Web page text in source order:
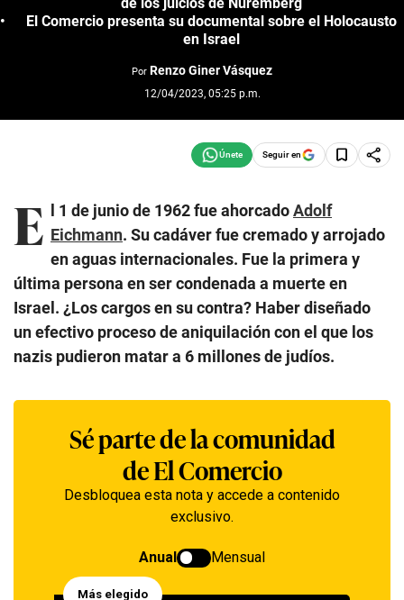
El Comercio presenta su documental sobre el Holocausto
en Israel
Por Renzo Giner Vásquez
12/04/2023, 05:25 p.m.
Seguir en
E l 1 de junio de 1962 fue ahorcadoAdolf
Eichmann. Su cadáver fue cremado y arrojado
en aguas internacionales. Fue la primera y
última persona en ser condenada a muerte en
Israel. ¿Los cargos en su contra? Haber diseñado
un efectivo proceso de aniquilación con el que los
nazis pudieron matar a 6 millones de judíos.